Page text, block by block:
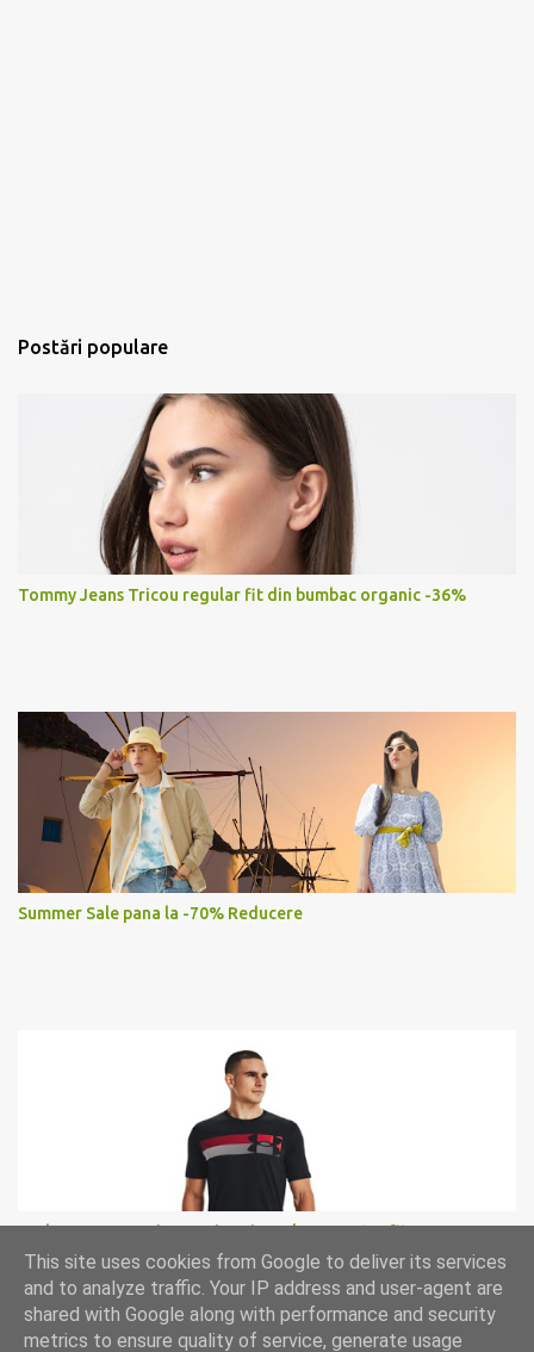
Postări populare
Tommy Jeans Tricou regular fit din bumbac organic -36%
Summer Sale pana la -70% Reducere
Under Armour, Tricou cu imprimeu logo pentru fitness
This site uses cookies from Google to deliver its services
and to analyze traffic. Your IP address and user-agent are
shared with Google along with performance and security
metrics to ensure quality of service, generate usage